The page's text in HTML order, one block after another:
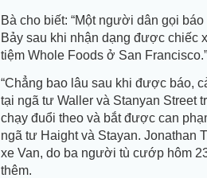
Bà cho biết: “Một người dân gọi
Bảy sau khi nhận dạng được chiếc
tiệm Whole Foods ở San Francisco.”
“Chẳng bao lâu sau khi được báo,
tại ngã tư Waller và Stanyan Street
chạy đuổi theo và bắt được can
ngã tư Haight và Stayan. Jonathan
xe Van, do ba người tù cướp hôm
thêm.